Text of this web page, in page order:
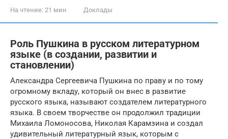
На чтение: 21 мин Доклады
Роль Пушкина в русском литературном
языке (в создании, развитии и
становлении)
Александра Сергеевича Пушкина по праву и по тому
огромному вкладу, который он внес в развитие
русского языка, называют создателем литературного
языка. В своем творчестве он продолжил традиции
Михаила Ломоносова, Николая Карамзина и создал
удивительный литературный язык, которым с